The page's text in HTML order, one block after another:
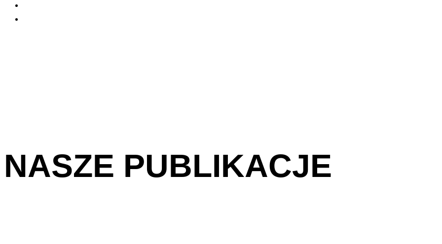
NASZE PUBLIKACJE